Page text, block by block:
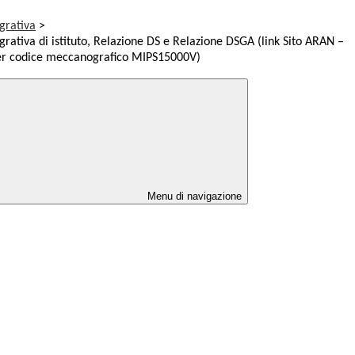
>
di istituto, Relazione DS e Relazione DSGA (link Sito ARAN –
codice meccanografico MIPS15000V)
Menu di navigazione